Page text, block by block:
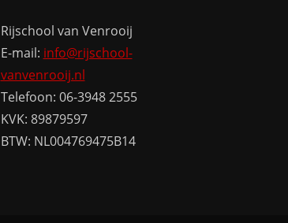
Rijschool van Venrooij
E-mail: info@rijschool-
vanvenrooij.nl
Telefoon: 06-3948 2555
KVK: 89879597
BTW: NL004769475B14